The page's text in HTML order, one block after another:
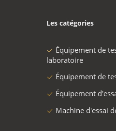
Afficher les
Équipement d'essai